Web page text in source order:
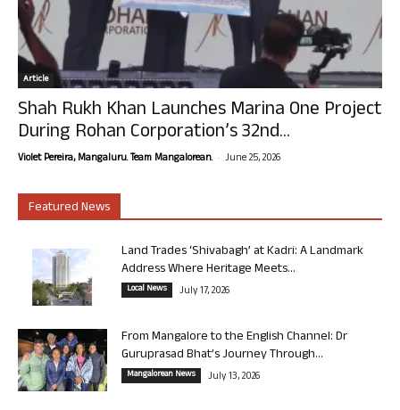
Article
Shah Rukh Khan Launches Marina One Project
During Rohan Corporation’s 32nd...
Violet Pereira, Mangaluru. Team Mangalorean. - June 25, 2026
Featured News
Land Trades ‘Shivabagh’ at Kadri: A Landmark
Address Where Heritage Meets...
Local News July 17, 2026
From Mangalore to the English Channel: Dr
Guruprasad Bhat’s Journey Through...
Mangalorean News July 13, 2026